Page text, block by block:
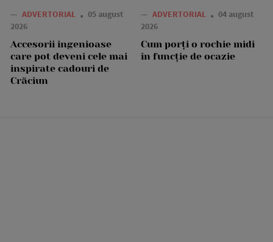
— ADVERTORIAL
05 august
2026
Accesorii ingenioase
care pot deveni cele mai
inspirate cadouri de
Crăciun
— ADVERTORIAL
04 august
2026
Cum porți o rochie midi
în funcție de ocazie